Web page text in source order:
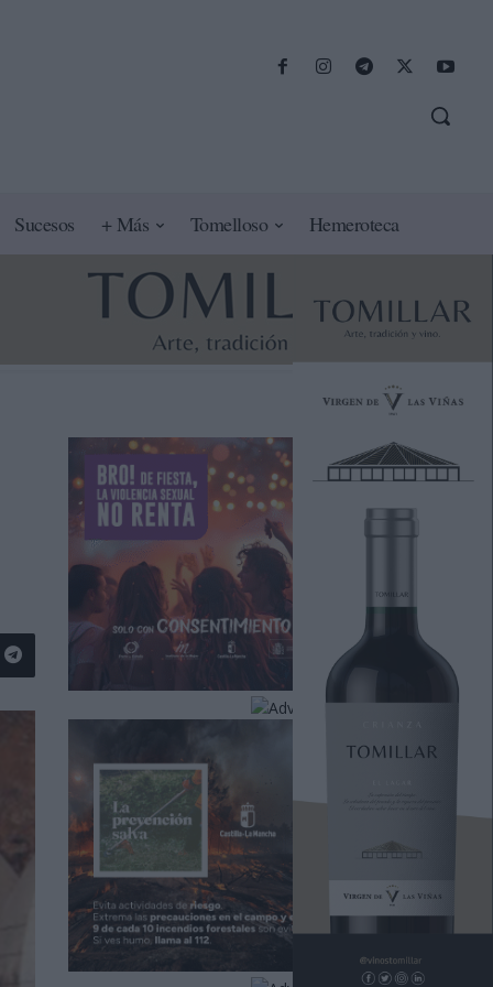
Sucesos + Más Tomelloso Hemeroteca